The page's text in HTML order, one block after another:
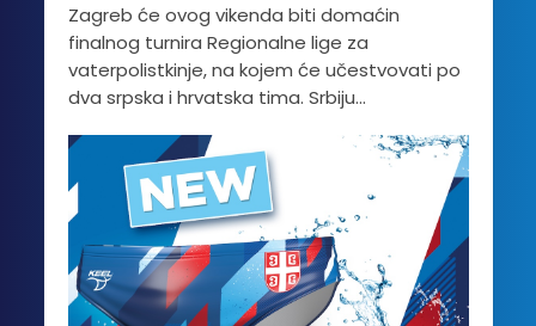
Zagreb će ovog vikenda biti domaćin
finalnog turnira Regionalne lige za
vaterpolistkinje, na kojem će učestvovati po
dva srpska i hrvatska tima. Srbiju...